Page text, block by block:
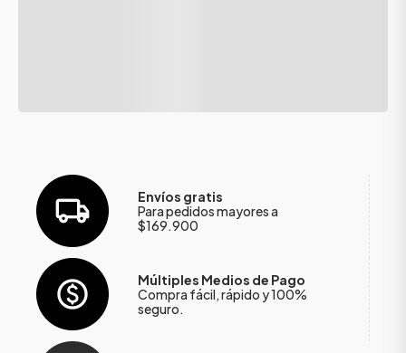
Envíos gratis
Para pedidos mayores a
$169.900
Múltiples Medios de Pago
Compra fácil, rápido y 100%
seguro.